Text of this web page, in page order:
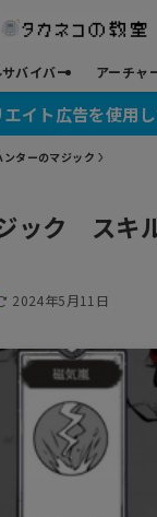
バイバー アーチャ
イト広告を使用
ンターのマジック
ック スキ
2024年5月11日